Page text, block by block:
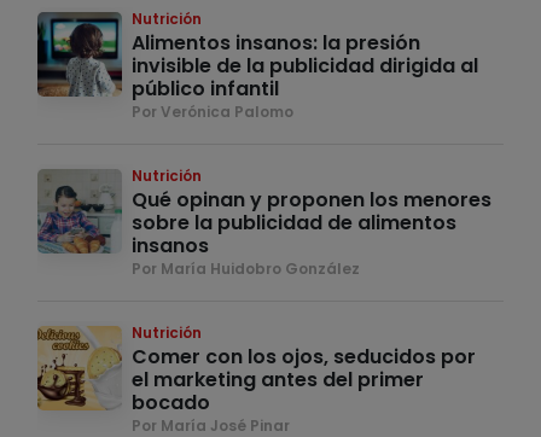
Nutrición
Alimentos insanos: la presión
invisible de la publicidad dirigida al
público infantil
Por Verónica Palomo
Nutrición
Qué opinan y proponen los menores
sobre la publicidad de alimentos
insanos
Por María Huidobro González
Nutrición
Comer con los ojos, seducidos por
el marketing antes del primer
bocado
Por María José Pinar